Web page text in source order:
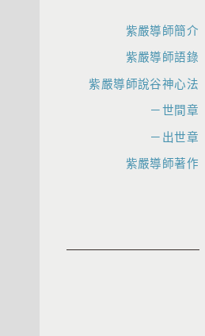
紫嚴導師簡介
紫嚴導師語錄
紫嚴導師說谷神心法
－世間章
－出世章
紫嚴導師著作